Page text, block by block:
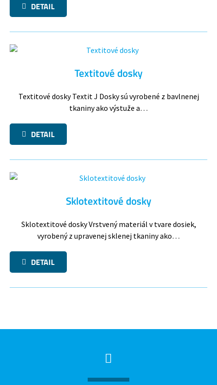
DETAIL
Textitové dosky
Textitové dosky Textit J Dosky sú vyrobené z bavlnenej
tkaniny ako výstuže a…
DETAIL
Sklotextitové dosky
Sklotextitové dosky Vrstvený materiál v tvare dosiek,
vyrobený z upravenej sklenej tkaniny ako…
DETAIL